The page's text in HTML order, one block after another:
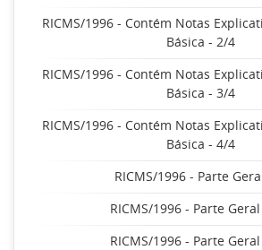
RICMS/1996 - Contém Notas
Básica - 2/4
RICMS/1996 - Contém Notas
Básica - 3/4
RICMS/1996 - Contém Notas
Básica - 4/4
RICMS/1996 - Parte
RICMS/1996 - Parte
RICMS/1996 - Parte